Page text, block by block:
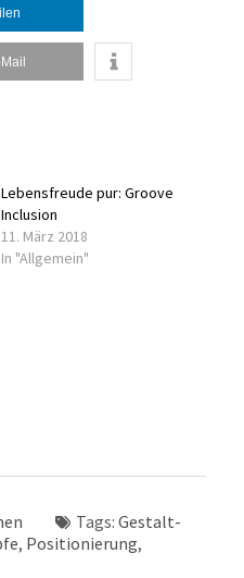
Lebensfreude pur: Groove
Inclusion
11. März 2018
In "Allgemein"
Tags: Gestalt-
, Positionierung,